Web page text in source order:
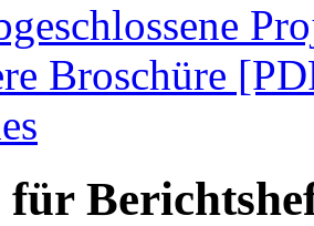
Broschüre
für